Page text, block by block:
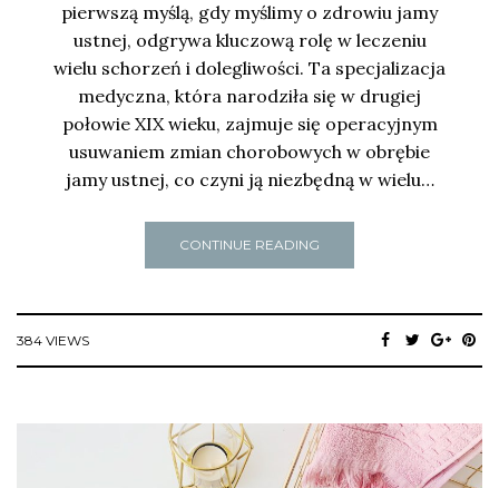
pierwszą myślą, gdy myślimy o zdrowiu jamy
ustnej, odgrywa kluczową rolę w leczeniu
wielu schorzeń i dolegliwości. Ta specjalizacja
medyczna, która narodziła się w drugiej
połowie XIX wieku, zajmuje się operacyjnym
usuwaniem zmian chorobowych w obrębie
jamy ustnej, co czyni ją niezbędną w wielu…
CONTINUE READING
384 VIEWS